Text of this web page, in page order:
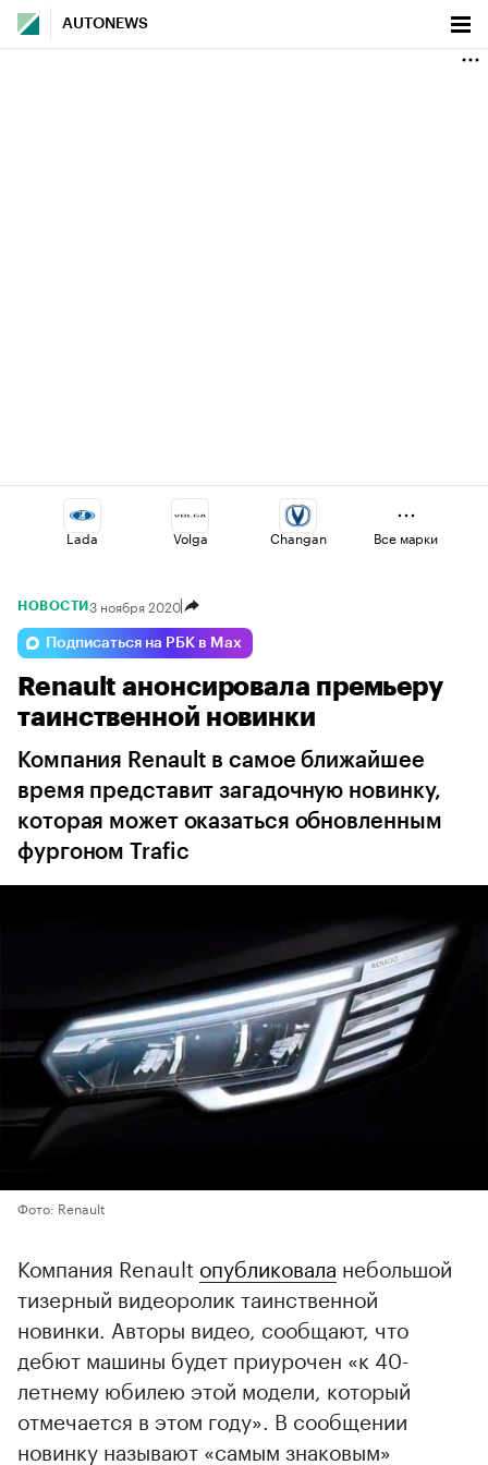
AUTONEWS
Lada Volga Changan
Geely Jaecoo
Voyah Haval Esteo
Все марки
НОВОСТИ 3 ноября 2020
Подписаться на РБК в Max
Renault анонсировала премьеру
таинственной новинки
Компания Renault в самое ближайшее
время представит загадочную новинку,
которая может оказаться обновленным
фургоном Trafic
Фото: Renault
Компания Renault опубликовала небольшой
тизерный видеоролик таинственной
новинки. Авторы видео, сообщают, что
дебют машины будет приурочен «к 40-
летнему юбилею этой модели, который
отмечается в этом году». В сообщении
новинку называют «самым знаковым»